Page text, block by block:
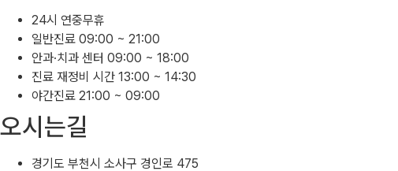
24시 연중무휴
일반진료 09:00 ~ 21:00
안과·치과 센터 09:00 ~ 18:00
진료 재정비 시간 13:00 ~ 14:30
야간진료 21:00 ~ 09:00
오시는길
경기도 부천시 소사구 경인로 475